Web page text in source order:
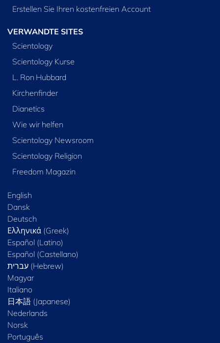
Erstellen Sie Ihren kostenfreien Account
VERWANDTE SITES
Scientology
Scientology Kurse
L. Ron Hubbard
Kirchenfinder
Dianetics
Wie wir helfen
Scientology Newsroom
Scientology Religion
Freedom Magazin
English
Dansk
Deutsch
Ελληνικά (Greek)
Español (Latino)
Español (Castellano)
Magyar
Italiano
日本語 (Japanese)
Nederlands
Norsk
Português